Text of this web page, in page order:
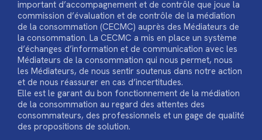
important d’accompagnement et de contrôle que joue la
commission d’évaluation et de contrôle de la médiation
de la consommation (CECMC) auprès des Médiateurs de
la consommation. La CECMC a mis en place un système
d’échanges d’information et de communication avec les
Médiateurs de la consommation qui nous permet, nous
les Médiateurs, de nous sentir soutenus dans notre action
et de nous réassurer en cas d’incertitudes.
Elle est le garant du bon fonctionnement de la médiation
de la consommation au regard des attentes des
consommateurs, des professionnels et un gage de qualité
des propositions de solution.